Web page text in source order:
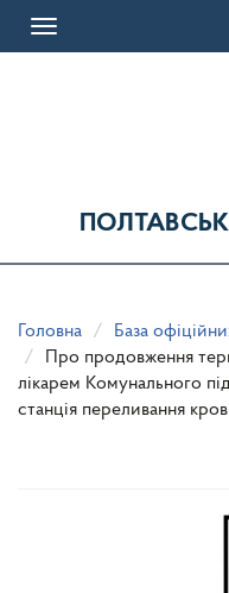
Toggle
Головна
База
Про продовження
лікарем Комунального
станція переливання